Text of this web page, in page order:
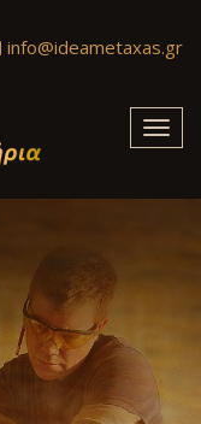
info@ideametaxas.gr